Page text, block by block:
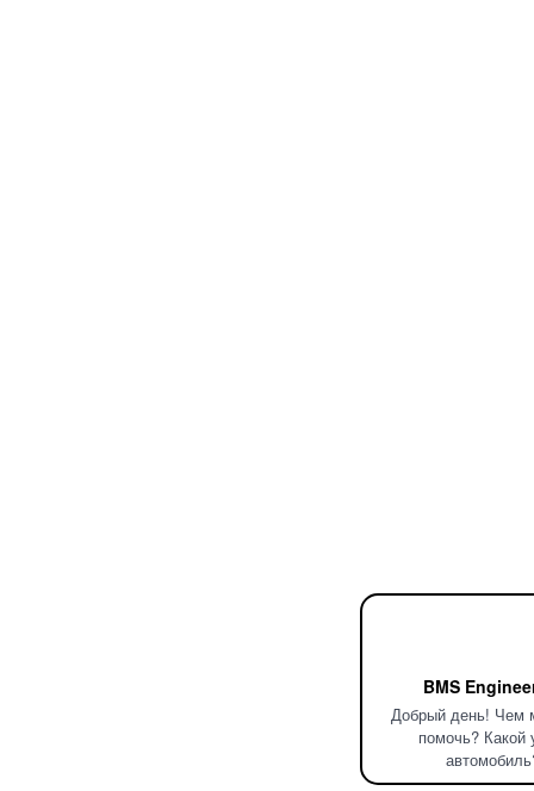
BMS
Добрый день! Чем
помочь? Какой